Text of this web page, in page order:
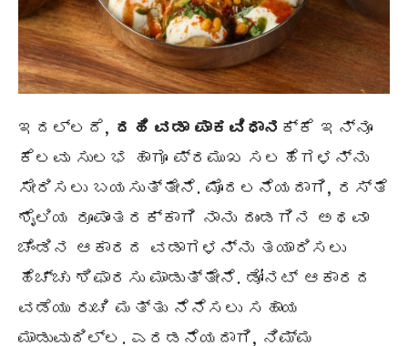
ಇದಲ್ಲದೆ, ದಹಿ ವಡಾ ಪಾಕವಿಧಾನ ಕ್ಕೆ ಇನ್ನೂ
ಕೆಲವು ಸುಲಭ ಹಾಗೂ ಪ್ರಮುಖ ಸಲಹೆಗಳನ್ನು
ಸೇರಿಸಲು ಬಯಸುತ್ತೇನೆ. ಮೊದಲನೆಯದಾಗಿ, ರಸ್ತೆ
ಶೈಲಿಯ ರೂಪಾಂತರಕ್ಕಾಗಿ ನಾನು ದುಂಡಗಿನ ಅಥವಾ
ಚೆಂಡಿನ ಆಕಾರದ ವಡಾಗಳನ್ನು ತಯಾರಿಸಲು
ಹೆಚ್ಚು ಶಿಫಾರಸು ಮಾಡುತ್ತೇನೆ. ಡೋನಟ್ ಆಕಾರದ
ವಡೆಯು ರುಚಿ ಮತ್ತು ನೆನೆಸಲು ಸಹಾಯ
ಮಾಡುವುದಿಲ್ಲ. ಎರಡನೆಯದಾಗಿ, ನಿಮ್ಮ